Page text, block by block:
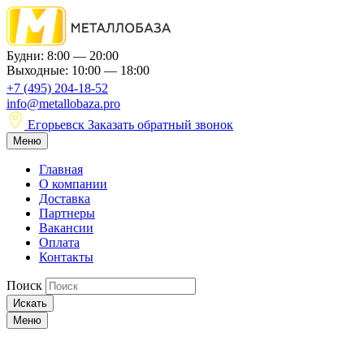
Будни: 8:00 — 20:00
Выходные: 10:00 — 18:00
+7 (495) 204-18-52
info@metallobaza.pro
Егорьевск Заказать обратный звонок
Меню
Главная
О компании
Доставка
Партнеры
Вакансии
Оплата
Контакты
Поиск
Искать
Меню